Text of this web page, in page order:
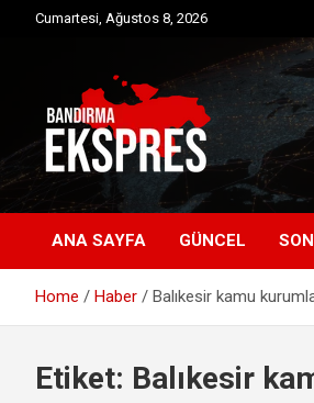
Cumartesi, Ağustos 8, 2026
Bandırma
Bandırma'dan güncel haberler
ANA SAYFA GÜNCEL
Home Haber Balıkesir kamu
Etiket: Balıkesir